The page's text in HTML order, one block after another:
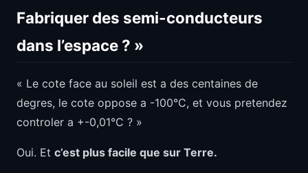
Fabriquer des semi-conducteurs
dans l’espace ? »
« Le cote face au soleil est a des centaines de
degres, le cote oppose a -100°C, et vous pretendez
controler a +-0,01°C ? »
Oui. Et c’est plus facile que sur Terre.